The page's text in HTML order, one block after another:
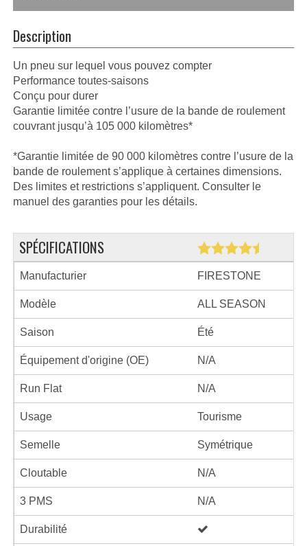
Description
Un pneu sur lequel vous pouvez compter
Performance toutes-saisons
Conçu pour durer
Garantie limitée contre l’usure de la bande de roulement
couvrant jusqu’à 105 000 kilomètres*
*Garantie limitée de 90 000 kilomètres contre l’usure de la
bande de roulement s’applique à certaines dimensions.
Des limites et restrictions s’appliquent. Consulter le
manuel des garanties pour les détails.
SPÉCIFICATIONS
Manufacturier FIRESTONE
Modèle ALL SEASON
Saison Été
Équipement d'origine (OE) N/A
Run Flat N/A
Usage Tourisme
Semelle Symétrique
Cloutable N/A
3 PMS N/A
Durabilité